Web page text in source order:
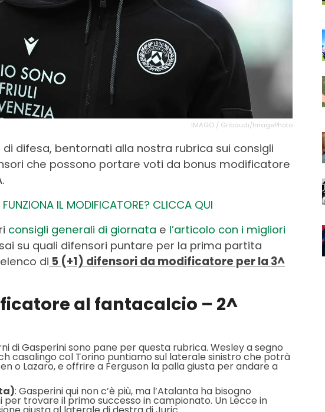
IMAGO / Gribaudi/ImagePhoto
difesa, bentornati alla nostra rubrica sui consigli
che possono portare voti da bonus modificatore
IL MODIFICATORE? CLICCA QUI
consigli generali di giornata e l’articolo con i migliori
su quali difensori puntare per la prima partita
di 5 (+1) difensori da modificatore per la 3^
al fantacalcio – 2^
di Gasperini sono pane per questa rubrica. Wesley a segno
casalingo col Torino puntiamo sul laterale sinistro che potrà
o Lazaro, e offrire a Ferguson la palla giusta per andare a
: Gasperini qui non c’è più, ma l’Atalanta ha bisogno
per trovare il primo successo in campionato. Un Lecce in